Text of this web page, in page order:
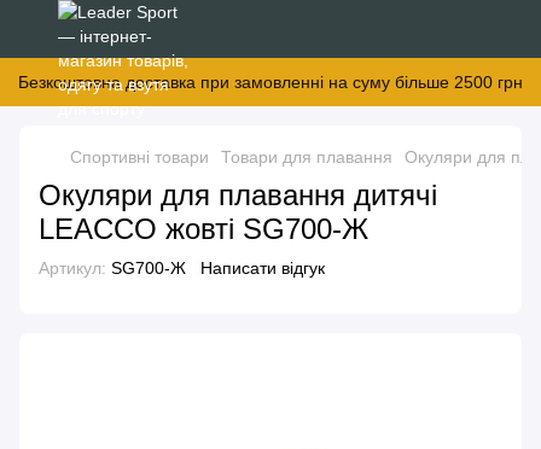
Безкоштовна доставка при замовленні на суму більше 2500 грн
Спортивні товари Товари для плавання Окуляри для
Окуляри для плавання дитячі
LEACCO жовті SG700-Ж
Артикул: SG700-Ж Написати відгук